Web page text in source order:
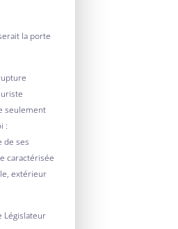
la porte
seulement
:
de ses
caractérisée
extérieur
Législateur